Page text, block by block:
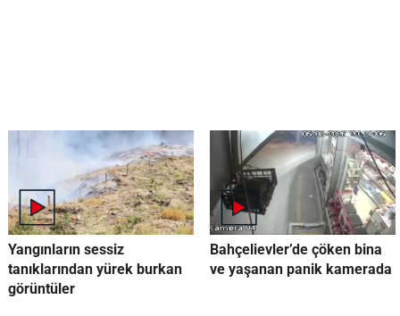
Yangınların sessiz
tanıklarından yürek burkan
görüntüler
Bahçelievler’de çöken bina
ve yaşanan panik kamerada